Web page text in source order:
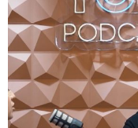
а
з
а
д